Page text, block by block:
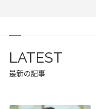
LATEST
最新の記事